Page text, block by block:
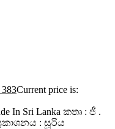
383Current price is:
In Sri Lanka කතෘ : ජී .
: සූරිය